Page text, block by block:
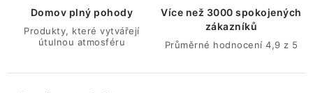
Domov plný pohody
Produkty, které vytvářejí
útulnou atmosféru
Více než 3000 spokojených
zákazníků
Průměrné hodnocení 4,9 z 5